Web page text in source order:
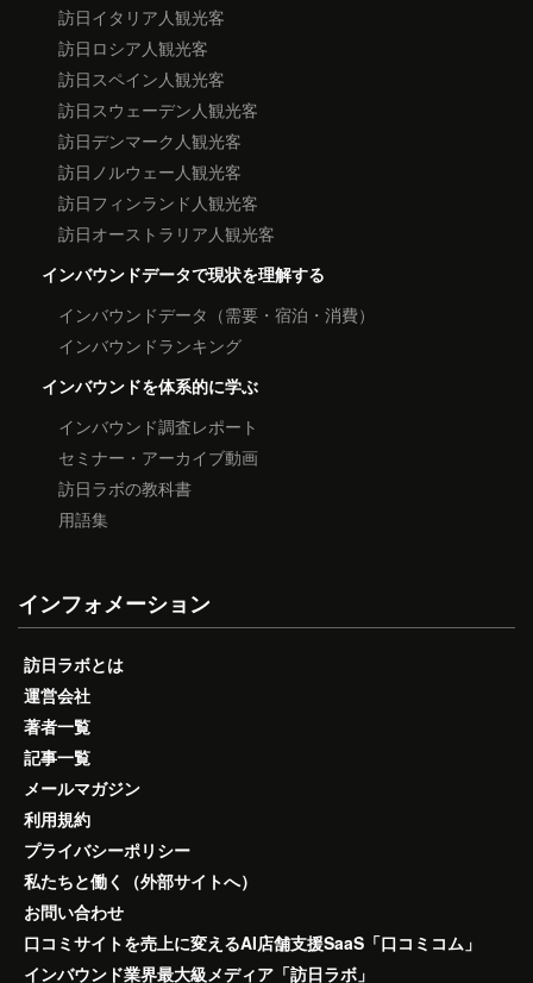
訪日イタリア人観光客
訪日ロシア人観光客
訪日スペイン人観光客
訪日スウェーデン人観光客
訪日デンマーク人観光客
訪日ノルウェー人観光客
訪日フィンランド人観光客
訪日オーストラリア人観光客
インバウンドデータで現状を理解する
インバウンドデータ（需要・宿泊・消費）
インバウンドランキング
インバウンドを体系的に学ぶ
インバウンド調査レポート
セミナー・アーカイブ動画
訪日ラボの教科書
用語集
インフォメーション
訪日ラボとは
運営会社
著者一覧
記事一覧
メールマガジン
利用規約
プライバシーポリシー
私たちと働く（外部サイトへ）
お問い合わせ
口コミサイトを売上に変えるAI店舗支援SaaS「口コミコム」
インバウンド業界最大級メディア「訪日ラボ」